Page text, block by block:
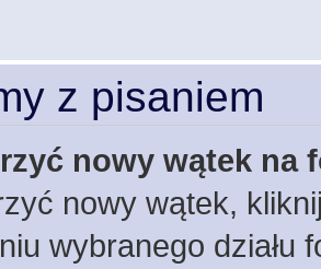
z pisaniem
nowy wątek na
nowy wątek,
wybranego działu